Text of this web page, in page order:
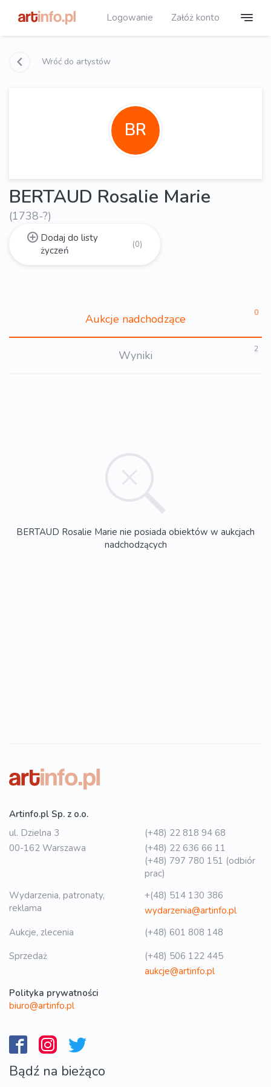
Logowanie Załóż konto
Wróć do artystów
BR
BERTAUD Rosalie Marie
(1738-?)
Dodaj do listy
życzeń
(0)
Aukcje nadchodzące 0
Wyniki 2
BERTAUD Rosalie Marie nie posiada obiektów w aukcjach
nadchodzących
Artinfo.pl Sp. z o.o.
ul. Dzielna 3
00-162 Warszawa
(+48) 22 818 94 68
(+48) 22 636 66 11
(+48) 797 780 151 (odbiór
prac)
Wydarzenia, patronaty,
reklama
+(48) 514 130 386
wydarzenia@artinfo.pl
Aukcje, zlecenia
(+48) 601 808 148
Sprzedaż
(+48) 506 122 445
aukcje@artinfo.pl
Polityka prywatności
biuro@artinfo.pl
Bądź na bieżąco